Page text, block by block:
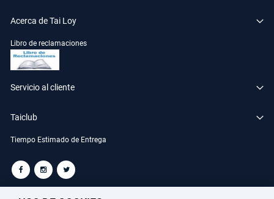
Acerca de Tai Loy
Libro de reclamaciones
Servicio al cliente
Taiclub
Tiempo Estimado de Entrega